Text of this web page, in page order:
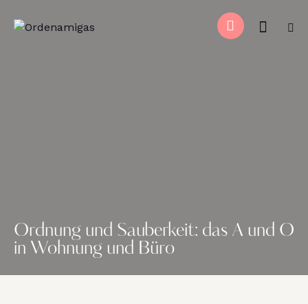
Ordnung und Sauberkeit: das A und O
in Wohnung und Büro